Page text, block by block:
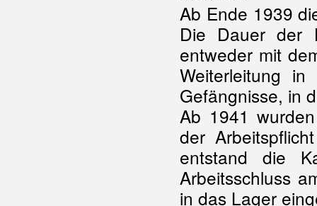
Ab Ende 1939
Die Dauer der
entweder mit
Weiterleitung in
Gefängnisse, in
Ab 1941
der
entstand die
Arbeitsschluss
in das Lager